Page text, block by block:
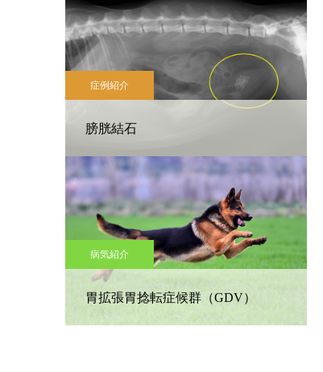
症例紹介
膀胱結石
病気紹介
胃拡張胃捻転症候群（GDV）